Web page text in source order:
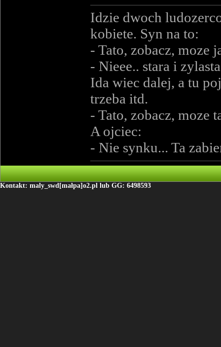
Idzie dwoch
kobiete. Syn na to:
- Tato, zobacz, moze
- Nieee.. stara i
Ida wiec dalej, a tu
trzeba itd.
- Tato, zobacz, moze
A ojciec:
- Nie synku... Ta
Kontakt: maly_swd[małpa]o2.pl lub GG: 6498593